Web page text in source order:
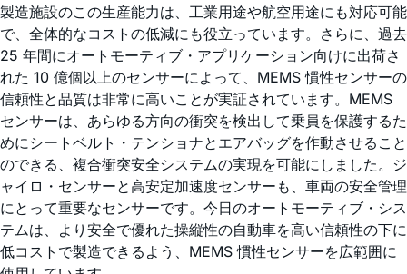
製造施設のこの生産能力は、工業用途や航空用途にも対応可能
で、全体的なコストの低減にも役立っています。さらに、過去
25 年間にオートモーティブ・アプリケーション向けに出荷さ
れた 10 億個以上のセンサーによって、MEMS 慣性センサーの
信頼性と品質は非常に高いことが実証されています。MEMS
センサーは、あらゆる方向の衝突を検出して乗員を保護するた
めにシートベルト・テンショナとエアバッグを作動させること
のできる、複合衝突安全システムの実現を可能にしました。ジ
ャイロ・センサーと高安定加速度センサーも、車両の安全管理
にとって重要なセンサーです。今日のオートモーティブ・シス
テムは、より安全で優れた操縦性の自動車を高い信頼性の下に
低コストで製造できるよう、MEMS 慣性センサーを広範囲に